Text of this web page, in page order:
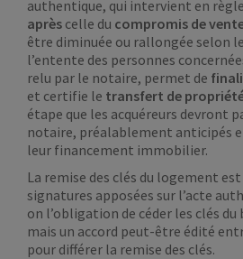
authentique, qui intervient en
après celle du compromis de
être diminuée ou rallongée selon
l’entente des personnes
relu par le notaire, permet de
et certifie le transfert de
étape que les acquéreurs devront
notaire, préalablement anticipés
leur financement immobilier.
La remise des clés du logement
signatures apposées sur l’acte
on l’obligation de céder les clés
mais un accord peut-être édité
pour différer la remise des clés.